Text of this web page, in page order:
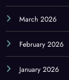
March 2026
February 2026
January 2026